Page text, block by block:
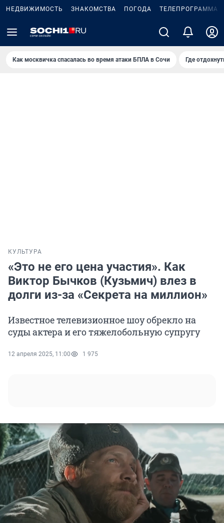
НЕДВИЖИМОСТЬ ЗНАКОМСТВА ПОГОДА ТЕЛЕПРОГРАММА
Как москвичка спасалась во время атаки БПЛА в Сочи Где
КУЛЬТУРА
«Это не его цена участия». Как
Виктор Бычков (Кузьмич) влез в
долги из-за «Секрета на миллион»
Известное телевизионное шоу обрекло на
суды актера и его тяжелобольную супругу
12 апреля 2025, 11:00 1 975